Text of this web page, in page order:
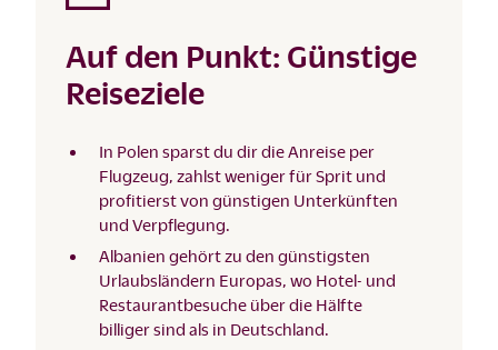
Auf den Punkt: Günstige
Reiseziele
In Polen sparst du dir die Anreise per
Flugzeug, zahlst weniger für Sprit und
profitierst von günstigen Unterkünften
und Verpflegung.
Albanien gehört zu den günstigsten
Urlaubsländern Europas, wo Hotel- und
Restaurantbesuche über die Hälfte
billiger sind als in Deutschland.